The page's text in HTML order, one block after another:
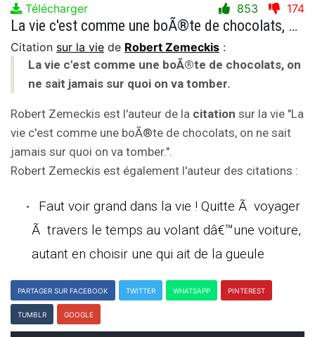
Télécharger 853 174
La vie c'est comme une boÃ®te de chocolats, on ne sait jamais sur quoi on va tomber.
Citation sur la vie de Robert Zemeckis :
La vie c'est comme une boÃ®te de chocolats, on
ne sait jamais sur quoi on va tomber.
Robert Zemeckis est l'auteur de la citation sur la vie "La
vie c'est comme une boÃ®te de chocolats, on ne sait
jamais sur quoi on va tomber.".
Robert Zemeckis est également l'auteur des citations :
Faut voir grand dans la vie ! Quitte Ã voyager
Ã travers le temps au volant dâ€™une voiture,
autant en choisir une qui ait de la gueule
PARTAGER SUR FACEBOOK TWITTER WHATSAPP PINTEREST
TUMBLR GOOGLE